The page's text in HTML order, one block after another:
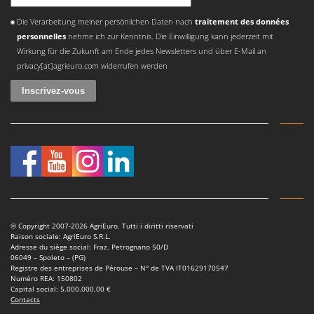
Scies alternatives à batterie
Scies de jardin télescopiques
Sécateurs électriques à batterie
Sécateurs et Échenilloirs manuels
Sécateurs pneumatiques
Souffleurs aspirateurs pour Feuilles
Soufreuses - Poudreuses à dos
T
Taille-haies
Taille-haies à bras pour tracteur
Tarières
Tondeuses à Gazon
Intex
Italyco
ITM
JOLLY ITALIA
K
Karcher
Kasco
Kemper
KitchenAid
Komo
L
Laica
Die Verarbeitung meiner persönlichen Daten nach traitement des données
personnellesnehme ich zur Kenntnis. Die Einwilligung kann jederzeit mit
Wirkung für die Zukunft am Ende jedes Newsletters und über E-Mail an
privacy[at]agrieuro.com widerrufen werden
© Copyright 2007-2026 AgriEuro. Tutti i diritti riservati
Raison sociale: AgriEuro S.R.L.
Adresse du siège social: Fraz. Petrognano 50/D
06049 – Spoleto – (PG)
Registre des entreprises de Pérouse – N° de TVA IT01629170547
Numéro REA: 150802
Capital social: 5.000.000,00 €
Contacts